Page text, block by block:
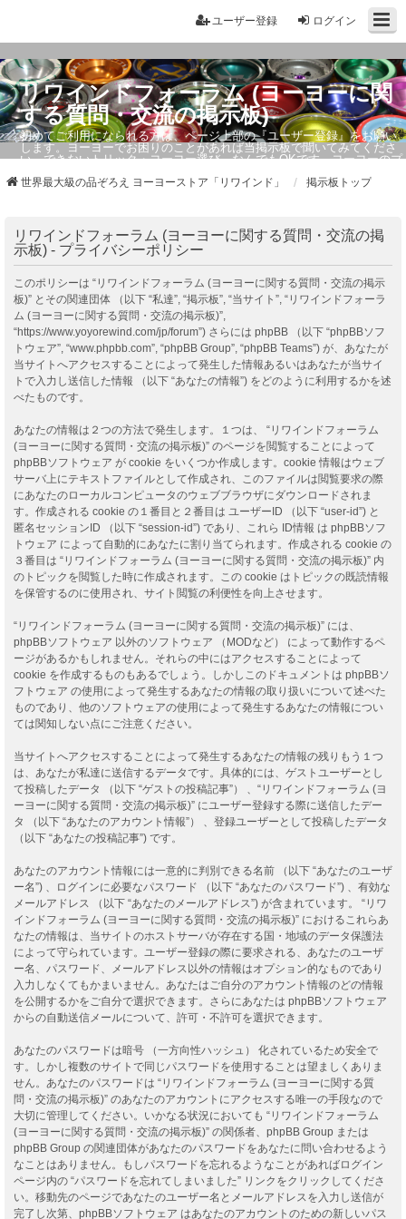
ログイン
ユーザー登録
リワインドフォーラム (ヨーヨーに関
する質問・交流の掲示板)
初めてご利用になられる方は、ページ上部の『ユーザー登録』をお願い
します。ヨーヨーでお困りのことがあれば当掲示板で聞いてみてくださ
い。できないトリック・ヨーヨー選び、なんでもOKです。ヨーヨーのプ
世界最大級の品ぞろえ ヨーヨーストア「リワインド」 掲示板トップ
リワインドフォーラム (ヨーヨーに関する質問・交流の掲
示板) - プライバシーポリシー
このポリシーは “リワインドフォーラム (ヨーヨーに関する質問・交流の掲示
板)” とその関連団体 （以下 “私達”, “掲示板”, “当サイト”, “リワインドフォーラ
ム (ヨーヨーに関する質問・交流の掲示板)”,
“https://www.yoyorewind.com/jp/forum”) さらには phpBB （以下 “phpBBソフ
トウェア”, “www.phpbb.com”, “phpBB Group”, “phpBB Teams”) が、あなたが
当サイトへアクセスすることによって発生した情報あるいはあなたが当サイ
トで入力し送信した情報 （以下 “あなたの情報”) をどのように利用するかを述
べたものです。
あなたの情報は２つの方法で発生します。１つは、 “リワインドフォーラム
(ヨーヨーに関する質問・交流の掲示板)” のページを閲覧することによって
phpBBソフトウェア が cookie をいくつか作成します。cookie 情報はウェブ
サーバ上にテキストファイルとして作成され、このファイルは閲覧要求の際
にあなたのローカルコンピュータのウェブブラウザにダウンロードされま
す。作成される cookie の１番目と２番目は ユーザーID （以下 “user-id”) と
匿名セッションID （以下 “session-id”) であり、これら ID情報 は phpBBソフ
トウェア によって自動的にあなたに割り当てられます。作成される cookie の
３番目は “リワインドフォーラム (ヨーヨーに関する質問・交流の掲示板)” 内
のトピックを閲覧した時に作成されます。この cookie はトピックの既読情報
を保管するのに使用され、サイト閲覧の利便性を向上させます。
“リワインドフォーラム (ヨーヨーに関する質問・交流の掲示板)” には、
phpBBソフトウェア 以外のソフトウェア （MODなど） によって動作するペ
ージがあるかもしれません。それらの中にはアクセスすることによって
cookie を作成するものもあるでしょう。しかしこのドキュメントは phpBBソ
フトウェア の使用によって発生するあなたの情報の取り扱いについて述べた
ものであり、他のソフトウェアの使用によって発生するあなたの情報につい
ては関知しない点にご注意ください。
当サイトへアクセスすることによって発生するあなたの情報の残りもう１つ
は、あなたが私達に送信するデータです。具体的には、ゲストユーザーとし
て投稿したデータ （以下 “ゲストの投稿記事”） 、“リワインドフォーラム (ヨ
ーヨーに関する質問・交流の掲示板)” にユーザー登録する際に送信したデー
タ （以下 “あなたのアカウント情報”） 、登録ユーザーとして投稿したデータ
（以下 “あなたの投稿記事”) です。
あなたのアカウント情報には一意的に判別できる名前 （以下 “あなたのユーザ
ー名”) 、ログインに必要なパスワード （以下 “あなたのパスワード”) 、有効な
メールアドレス （以下 “あなたのメールアドレス”) が含まれています。 “リワ
インドフォーラム (ヨーヨーに関する質問・交流の掲示板)” におけるこれらあ
なたの情報は、当サイトのホストサーバが存在する国・地域のデータ保護法
によって守られています。ユーザー登録の際に要求される、あなたのユーザ
ー名、パスワード、メールアドレス以外の情報はオプション的なものであり
入力しなくてもかまいません。あなたはご自分のアカウント情報のどの情報
を公開するかをご自分で選択できます。さらにあなたは phpBBソフトウェア
からの自動送信メールについて、許可・不許可を選択できます。
あなたのパスワードは暗号 （一方向性ハッシュ） 化されているため安全で
す。しかし複数のサイトで同じパスワードを使用することは望ましくありま
せん。あなたのパスワードは “リワインドフォーラム (ヨーヨーに関する質
問・交流の掲示板)” のあなたのアカウントにアクセスする唯一の手段なので
大切に管理してください。いかなる状況においても “リワインドフォーラム
(ヨーヨーに関する質問・交流の掲示板)” の関係者、phpBB Group または
phpBB Group の関連団体があなたのパスワードをあなたに問い合わせるよう
なことはありません。もしパスワードを忘れるようなことがあればログイン
ページ内の “パスワードを忘れてしまいました” リンクをクリックしてくださ
い。移動先のページであなたのユーザー名とメールアドレスを入力し送信が
完了し次第、phpBBソフトウェア はあなたのアカウントのための新しいパス